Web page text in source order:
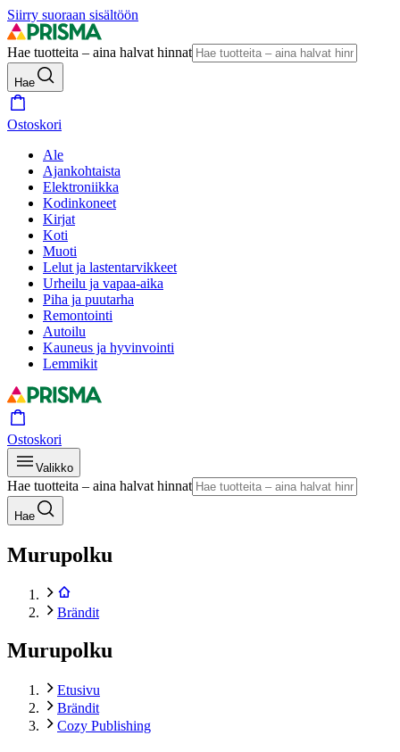
Siirry suoraan sisältöön
Hae tuotteita – aina halvat hinnat
Hae
Ostoskori
Ale
Ajankohtaista
Elektroniikka
Kodinkoneet
Kirjat
Koti
Muoti
Lelut ja lastentarvikkeet
Urheilu ja vapaa-aika
Piha ja puutarha
Remontointi
Autoilu
Kauneus ja hyvinvointi
Lemmikit
Ostoskori
Valikko
Hae tuotteita – aina halvat hinnat
Hae
Murupolku
Brändit
Murupolku
Etusivu
Brändit
Cozy Publishing